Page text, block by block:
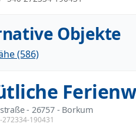
Objekte
(586)
- 26757 - Borkum
272334-190431